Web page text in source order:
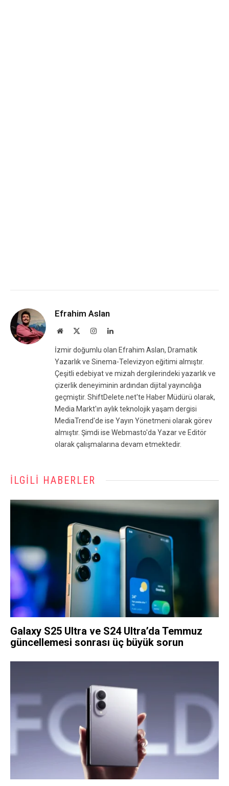
Efrahim Aslan
Website InstagramLinkedIn
İzmir doğumlu olan Efrahim Aslan, Dramatik
Yazarlık ve Sinema-Televizyon eğitimi almıştır.
Çeşitli edebiyat ve mizah dergilerindeki yazarlık ve
çizerlik deneyiminin ardından dijital yayıncılığa
geçmiştir. ShiftDelete.net'te Haber Müdürü olarak,
Media Markt'ın aylık teknolojik yaşam dergisi
MediaTrend'de ise Yayın Yönetmeni olarak görev
almıştır. Şimdi ise Webmasto'da Yazar ve Editör
olarak çalışmalarına devam etmektedir.
İLGILI HABERLER
Galaxy S25 Ultra ve S24 Ultra’da Temmuz
güncellemesi sonrası üç büyük sorun